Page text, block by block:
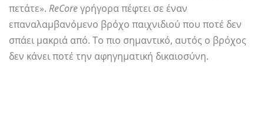
πετάτε». ReCoreγρήγορα πέφτει σε έναν
επαναλαμβανόμενο βρόχο παιχνιδιού που ποτέ δεν
σπάει μακριά από. Το πιο σημαντικό, αυτός ο βρόχος
δεν κάνει ποτέ την αφηγηματική δικαιοσύνη.